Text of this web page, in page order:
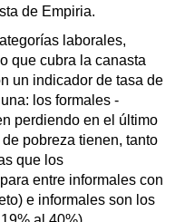
de Empiria.
laborales,
que cubra la canasta
un indicador de tasa de
los formales -
perdiendo en el último
pobreza tienen, tanto
que los
entre informales con
e informales son los